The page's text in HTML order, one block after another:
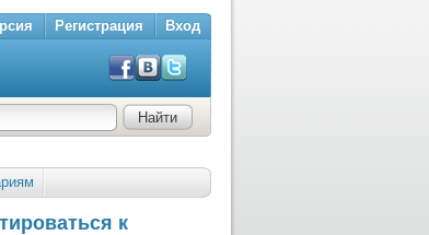
Регистрация Вход
к